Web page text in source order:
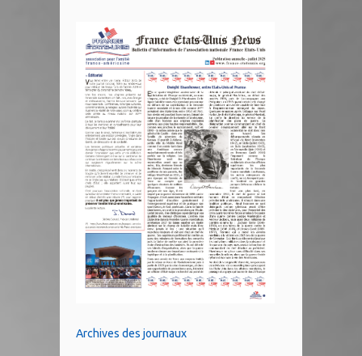
Archives des journaux